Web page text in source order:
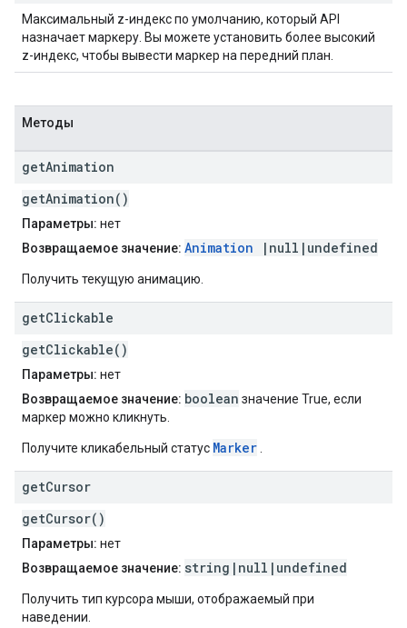
Максимальный z-индекс по умолчанию, который API
назначает маркеру. Вы можете установить более высокий
z-индекс, чтобы вывести маркер на передний план.
Методы
getAnimation
getAnimation()
Параметры: нет
Возвращаемое значение: Animation |null|undefined
Получить текущую анимацию.
getClickable
getClickable()
Параметры: нет
Возвращаемое значение: boolean значение True, если
маркер можно кликнуть.
Получите кликабельный статус Marker
getCursor
getCursor()
Параметры: нет
Возвращаемое значение: string|null|undefined
Получить тип курсора мыши, отображаемый при
наведении.